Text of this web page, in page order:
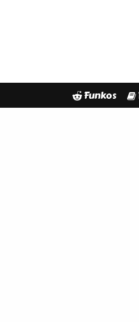
conteúdo
Funkos